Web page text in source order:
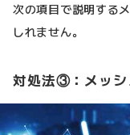
次の項目で説明する
しれません。
対処法③：メッ